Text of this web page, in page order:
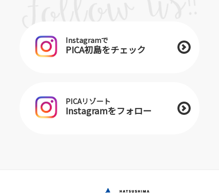
Instagramで
PICA初島をチェック
PICAリゾート
Instagramをフォロー